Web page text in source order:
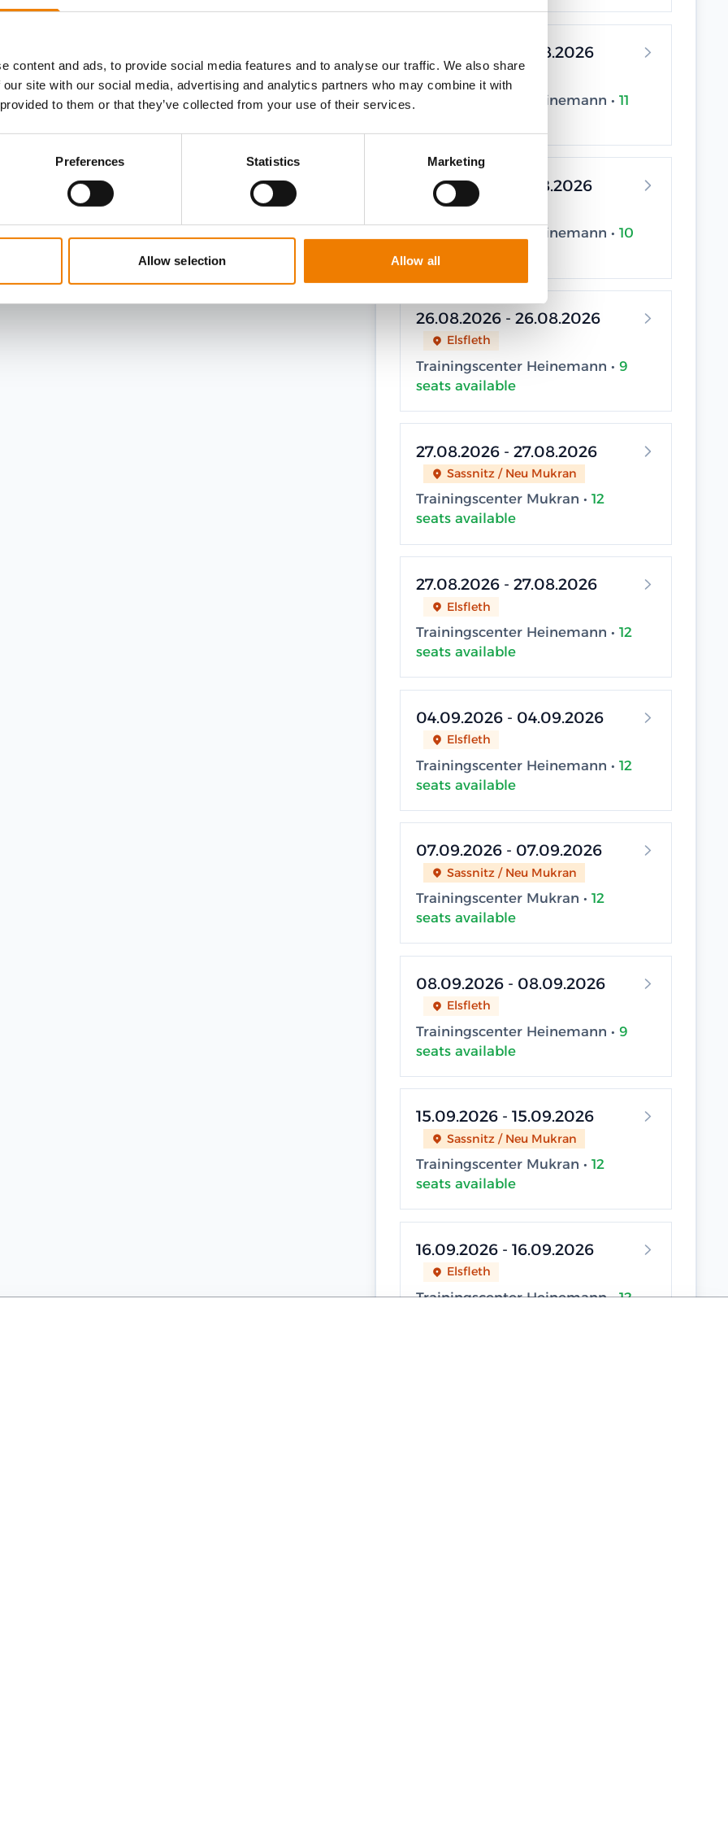
content and ads, to provide social media features and to analyse our traffic. We also share
site with our social media, advertising and analytics partners who may combine it with
to them or that they’ve collected from your use of their services.
Preferences Statistics Marketing
Allow selection Allow all
läuft am 16.03.2024 ab, Sie nehmen
so verlängert sich Ihr Zertifikat
19.08.2026 - 19.08.2026
Elsfleth
Trainingscenter Heinemann • 11
21.08.2026 - 21.08.2026
Elsfleth
Trainingscenter Heinemann • 10
seats available
26.08.2026 - 26.08.2026
Elsfleth
Trainingscenter Heinemann • 9
seats available
27.08.2026 - 27.08.2026
Sassnitz / Neu Mukran
Trainingscenter Mukran • 12
seats available
27.08.2026 - 27.08.2026
Elsfleth
Trainingscenter Heinemann • 12
seats available
04.09.2026 - 04.09.2026
Elsfleth
Trainingscenter Heinemann • 12
seats available
07.09.2026 - 07.09.2026
Sassnitz / Neu Mukran
Trainingscenter Mukran • 12
seats available
08.09.2026 - 08.09.2026
Elsfleth
Trainingscenter Heinemann • 9
seats available
15.09.2026 - 15.09.2026
Sassnitz / Neu Mukran
Trainingscenter Mukran • 12
seats available
16.09.2026 - 16.09.2026
Elsfleth
Trainingscenter Heinemann •12